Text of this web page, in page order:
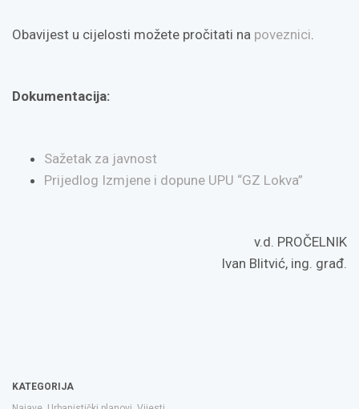
Obavijest u cijelosti možete pročitati na poveznici.
Dokumentacija:
Sažetak za javnost
Prijedlog Izmjene i dopune UPU “GZ Lokva”
v.d. PROČELNIK
Ivan Blitvić, ing. građ.
KATEGORIJA